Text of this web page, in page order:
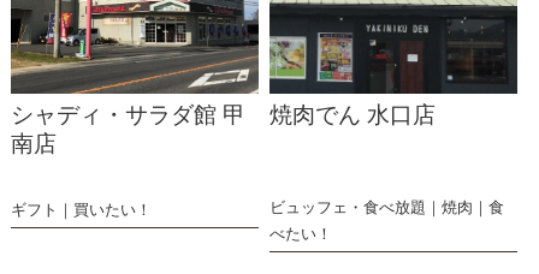
シャディ・サラダ館 甲
南店
ギフト 買いたい！
焼肉でん 水口店
ビュッフェ・食べ放題 焼肉
食
べたい！